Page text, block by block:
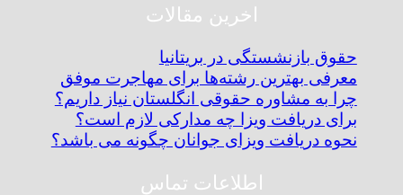
اخرین مقالات
حقوق بازنشستگی در بریتانیا
معرفی بهترین رشته‌ها برای مهاجرت موفق
چرا به مشاوره حقوقی انگلستان نیاز داریم؟
برای دریافت ویزا چه مدارکی لازم است؟
نحوه دریافت ویزای جوانان چگونه می باشد؟
اطلاعات تماس